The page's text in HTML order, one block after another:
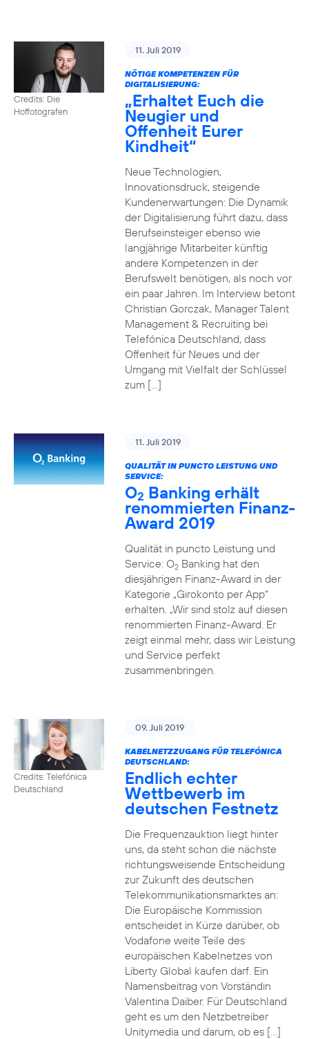
Credits: Die
Hoffotografen
11. Juli 2019
NÖTIGE KOMPETENZEN FÜR
DIGITALISIERUNG:
„Erhaltet Euch die
Neugier und
Offenheit Eurer
Kindheit“
Neue Technologien,
Innovationsdruck, steigende
Kundenerwartungen: Die Dynamik
der Digitalisierung führt dazu, dass
Berufseinsteiger ebenso wie
langjährige Mitarbeiter künftig
andere Kompetenzen in der
Berufswelt benötigen, als noch vor
ein paar Jahren. Im Interview betont
Christian Gorczak, Manager Talent
Management & Recruiting bei
Telefónica Deutschland, dass
Offenheit für Neues und der
Umgang mit Vielfalt der Schlüssel
zum […]
11. Juli 2019
QUALITÄT IN PUNCTO LEISTUNG UND
SERVICE:
O2 Banking erhält
renommierten Finanz-
Award 2019
Qualität in puncto Leistung und
Service: O2Banking hat den
diesjährigen Finanz-Award in der
Kategorie „Girokonto per App“
erhalten. „Wir sind stolz auf diesen
renommierten Finanz-Award. Er
zeigt einmal mehr, dass wir Leistung
und Service perfekt
zusammenbringen.
Credits: Telefónica
Deutschland
09. Juli 2019
KABELNETZZUGANG FÜR TELEFÓNICA
DEUTSCHLAND:
Endlich echter
Wettbewerb im
deutschen Festnetz
Die Frequenzauktion liegt hinter
uns, da steht schon die nächste
richtungsweisende Entscheidung
zur Zukunft des deutschen
Telekommunikationsmarktes an:
Die Europäische Kommission
entscheidet in Kürze darüber, ob
Vodafone weite Teile des
europäischen Kabelnetzes von
Liberty Global kaufen darf. Ein
Namensbeitrag von Vorständin
Valentina Daiber. Für Deutschland
geht es um den Netzbetreiber
Unitymedia und darum, ob es […]